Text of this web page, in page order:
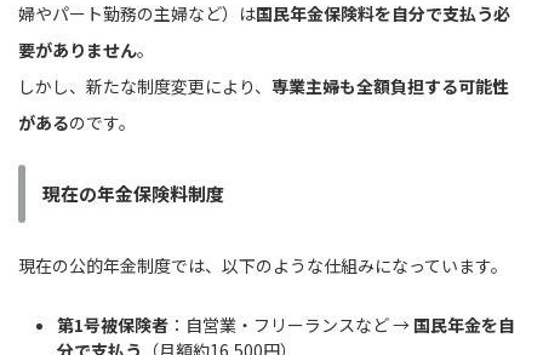
婦やパート勤務の主婦など）は国民年金保険料を自分で支払う必
要がありません。
しかし、新たな制度変更により、 専業主婦も全額負担する可能性
があるのです。
現在の年金保険料制度
現在の公的年金制度では、以下のような仕組みになっています。
第1号被保険者 ：自営業・フリーランスなど → 国民年金を自
分で支払う （月額約16,500円）